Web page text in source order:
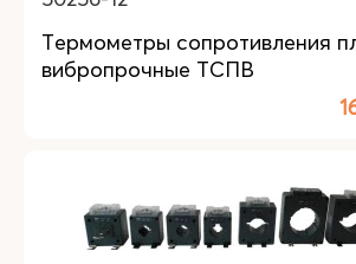
Термометры сопротивления
вибропрочные ТСПВ